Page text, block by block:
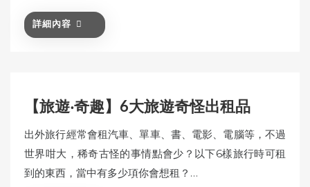
詳細內容
【旅遊‧奇趣】6大旅遊奇怪出租品
出外旅行經常會租汽車、單車、書、電影、電腦等，不過
世界咁大，稀奇古怪的事情點會少？以下6樣旅行時可租
到的東西，當中有多少項你會想租？…